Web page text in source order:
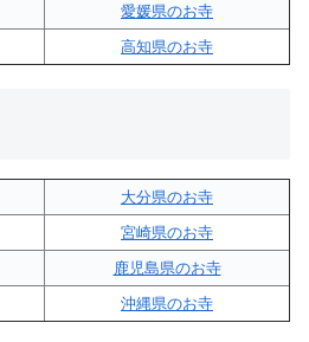
愛媛県のお寺
高知県のお寺
大分県のお寺
宮崎県のお寺
鹿児島県のお寺
沖縄県のお寺